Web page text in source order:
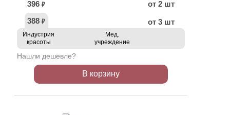
396 ₽
от 2 шт
388 ₽ от 3 шт
Индустрия
красоты
Мед.
учреждение
Нашли дешевле?
В корзину